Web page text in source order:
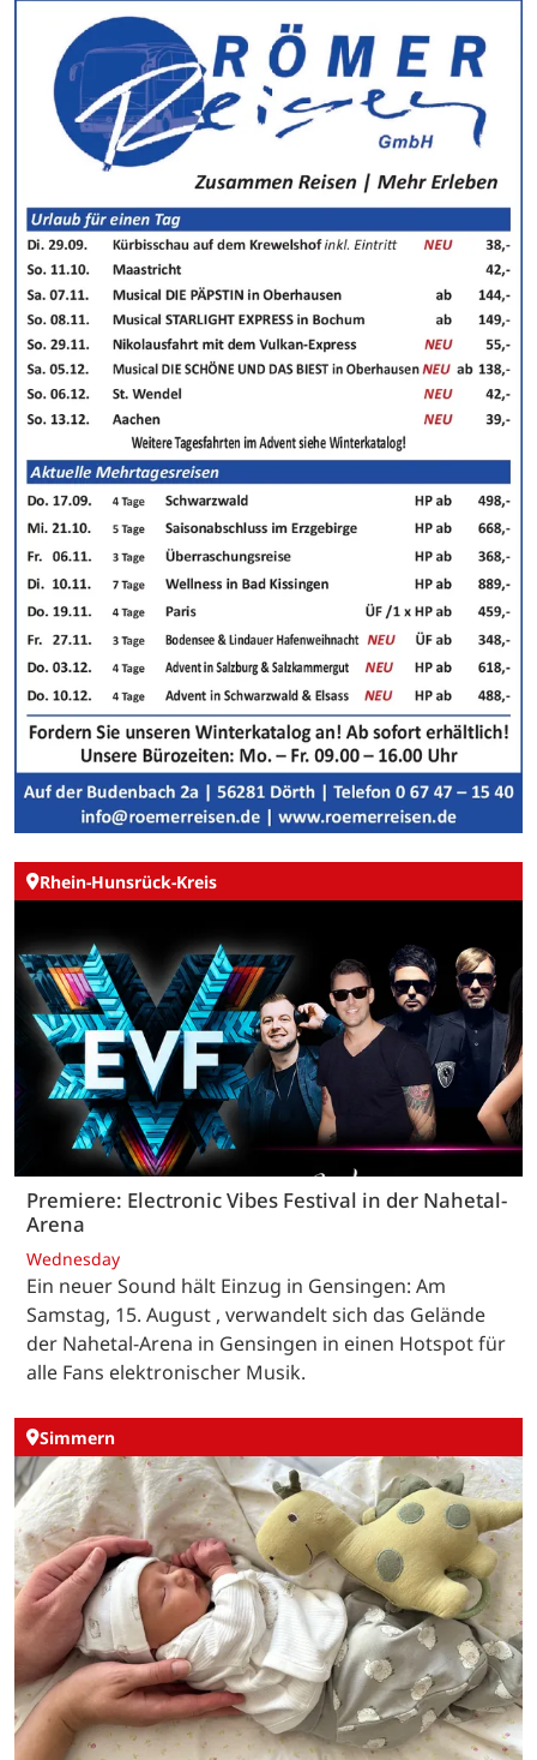
Rhein-Hunsrück-Kreis
Premiere: Electronic Vibes Festival in der Nahetal-
Arena
Wednesday
Ein neuer Sound hält Einzug in Gensingen: Am
Samstag, 15. August , verwandelt sich das Gelände
der Nahetal-Arena in Gensingen in einen Hotspot für
alle Fans elektronischer Musik.
Simmern